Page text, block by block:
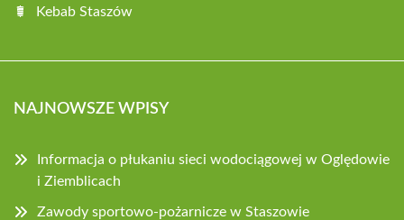
Kebab Staszów
NAJNOWSZE WPISY
Informacja o płukaniu sieci wodociągowej w Oględowie
i Ziemblicach
Zawody sportowo-pożarnicze w Staszowie